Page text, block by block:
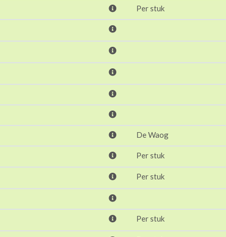
Per stuk
De Waog
Per stuk
Per stuk
Per stuk